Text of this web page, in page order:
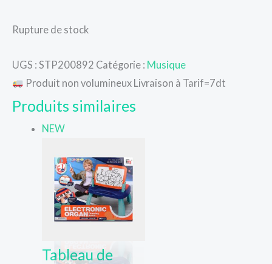
Rupture de stock
UGS : STP200892 Catégorie : Musique
Produit non volumineux Livraison à Tarif=7dt
Produits similaires
NEW
Tableau de